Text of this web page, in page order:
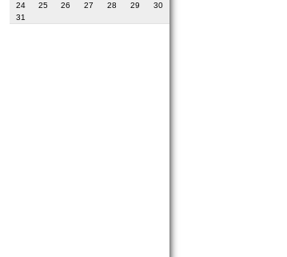
24
25 26 27 28 29
30
31